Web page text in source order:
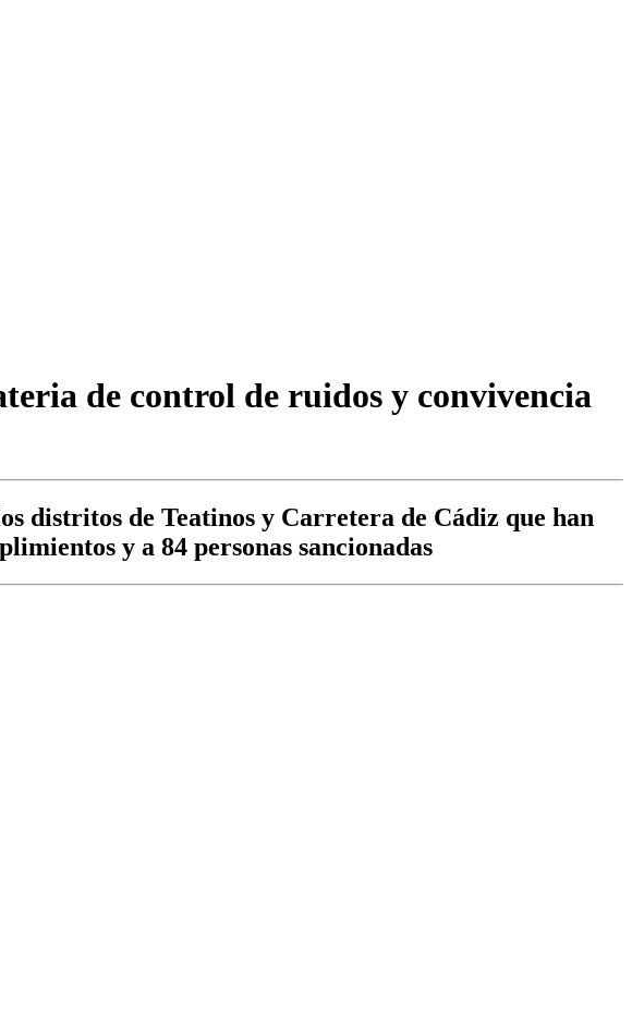
de control de ruidos y convivencia
distritos de Teatinos y Carretera de Cádiz que han
y a 84 personas sancionadas